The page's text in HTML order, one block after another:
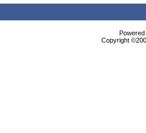
Copyright